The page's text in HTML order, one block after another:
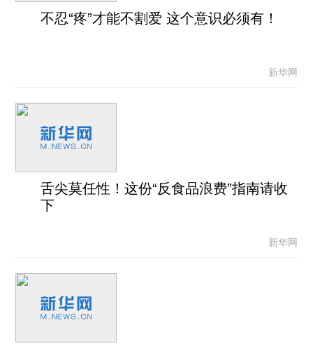
不忍“疼”才能不割爱 这个意识必须有！
新华网
舌尖莫任性！这份“反食品浪费”指南请收
下
新华网